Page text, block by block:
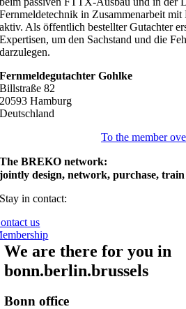
Fernmeldetechnik in Zusammenarbeit
aktiv. Als öffentlich bestellter Gutachter
Expertisen, um den Sachstand und die
darzulegen.
Fernmeldegutachter Gohlke
Billstraße 82
20593 Hamburg
Deutschland
To the member
The BREKO network:
jointly design, network, purchase, train
Stay in contact:
us
We are there for you in
bonn.berlin.brussels
Bonn office